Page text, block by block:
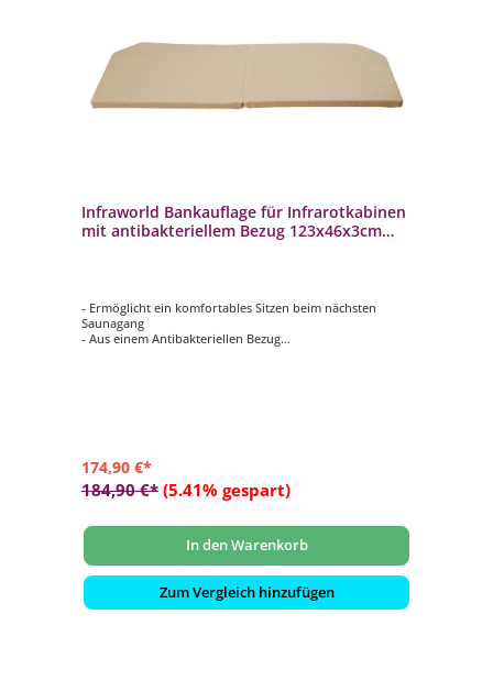
Infraworld Bankauflage für Infrarotkabinen
mit antibakteriellem Bezug 123x46x3cm
- Ermöglicht ein komfortables Sitzen beim nächsten
Saunagang
- Aus einem Antibakteriellen Bezug
174,90 €*
184,90 €* (5.41% gespart)
In den Warenkorb
Zum Vergleich hinzufügen